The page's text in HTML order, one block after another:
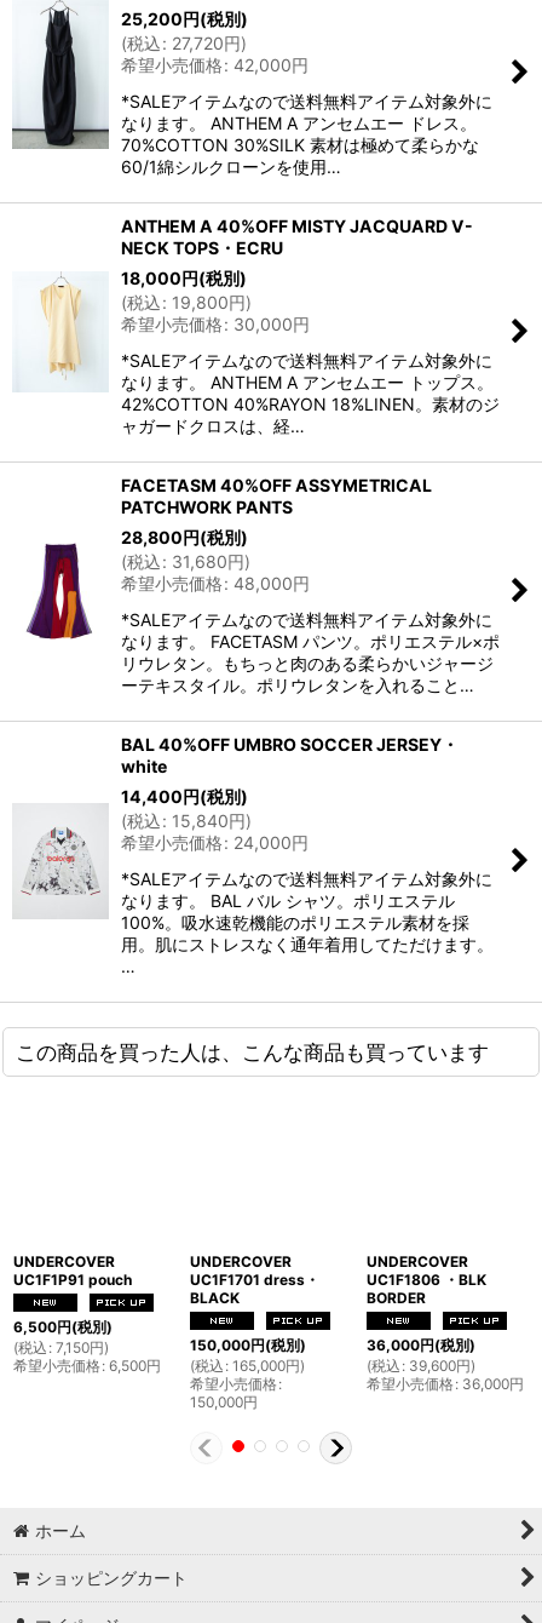
25,200円(税別)
(税込: 27,720円)
希望小売価格: 42,000円
*SALEアイテムなので送料無料アイテム対象外に
なります。 ANTHEM A アンセムエー ドレス。
70%COTTON 30%SILK 素材は極めて柔らかな
60/1綿シルクローンを使用…
ANTHEM A 40%OFF MISTY JACQUARD V-
NECK TOPS・ECRU
18,000円(税別)
(税込: 19,800円)
希望小売価格: 30,000円
*SALEアイテムなので送料無料アイテム対象外に
なります。 ANTHEM A アンセムエー トップス。
42%COTTON 40%RAYON 18%LINEN。素材のジ
ャガードクロスは、経…
FACETASM 40%OFF ASSYMETRICAL
PATCHWORK PANTS
28,800円(税別)
(税込: 31,680円)
希望小売価格: 48,000円
*SALEアイテムなので送料無料アイテム対象外に
なります。 FACETASM パンツ。ポリエステル×ポ
リウレタン。もちっと肉のある柔らかいジャージ
ーテキスタイル。ポリウレタンを入れること…
BAL 40%OFF UMBRO SOCCER JERSEY・
white
14,400円(税別)
(税込: 15,840円)
希望小売価格: 24,000円
*SALEアイテムなので送料無料アイテム対象外に
なります。 BAL バル シャツ。ポリエステル
100%。吸水速乾機能のポリエステル素材を採
用。肌にストレスなく通年着用してただけます。
…
この商品を買った人は、こんな商品も買っています
UNDERCOVER
UC1F1P91 pouch
6,500円(税別)
(税込 : 7,150円)
希望小売価格: 6,500円
UNDERCOVER
UC1F1701 dress・
BLACK
150,000円(税別)
(税込 : 165,000円)
希望小売価格:
150,000円
UNDERCOVER
UC1F1806 ・BLK
BORDER
36,000円(税別)
(税込 : 39,600円)
希望小売価格: 36,000円
ホーム
ショッピングカート